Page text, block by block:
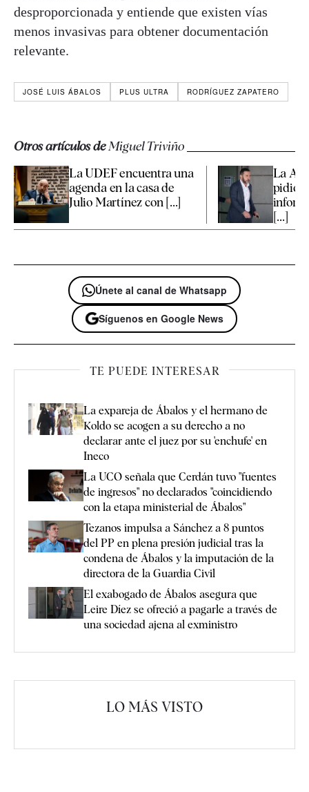
desproporcionada y entiende que existen vías
menos invasivas para obtener documentación
relevante.
JOSÉ LUIS ÁBALOS PLUS ULTRA RODRÍGUEZ ZAPATERO
Otros artículos deMiguel Triviño
La UDEF encuentra una
agenda en la casa de
Julio Martínez con [...]
La
pidió
[...]
Únete al canal de Whatsapp
Síguenos en Google News
TE PUEDE INTERESAR
La expareja de Ábalos y el hermano de
Koldo se acogen a su derecho a no
declarar ante el juez por su 'enchufe' en
Ineco
La UCO señala que Cerdán tuvo "fuentes
de ingresos" no declarados "coincidiendo
con la etapa ministerial de Ábalos"
Tezanos impulsa a Sánchez a 8 puntos
del PP en plena presión judicial tras la
condena de Ábalos y la imputación de la
directora de la Guardia Civil
El exabogado de Ábalos asegura que
Leire Díez se ofreció a pagarle a través de
una sociedad ajena al exministro
LO MÁS VISTO